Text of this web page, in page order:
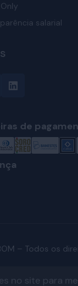
salarial
de
– Todos os
no site para